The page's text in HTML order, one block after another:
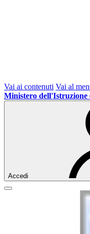
Vai ai contenuti Vai al
Ministero dell'Istruzione
Accedi